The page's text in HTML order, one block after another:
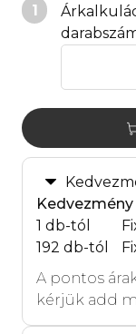
1
Kedvezmény
1 db-tól
192 db-tól
A pontos
kérjük add